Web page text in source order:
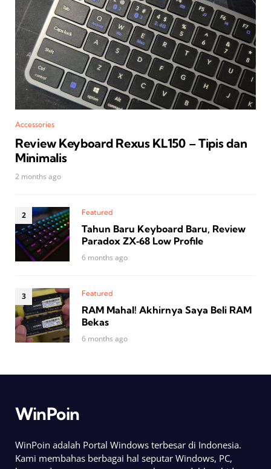
Accessories
Review Keyboard Rexus KL150 – Tipis dan
Minimalis
2 months ago
Featured
Tahun Baru Keyboard Baru, Review
Paradox ZX‑68 Low Profile
6 months ago
Featured
RAM Mahal! Akhirnya Saya Beli RAM
Bekas
6 months ago
WinPoin
WinPoin adalah Portal Windows terbesar di Indonesia.
Kami membahas berbagai hal seputar Windows, PC,